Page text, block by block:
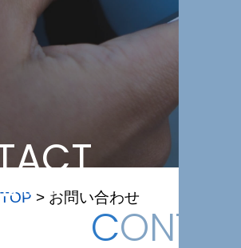
わせ
TOP > お問い合わせ
CONTACT